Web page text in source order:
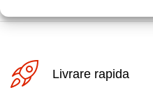
Livrare rapida